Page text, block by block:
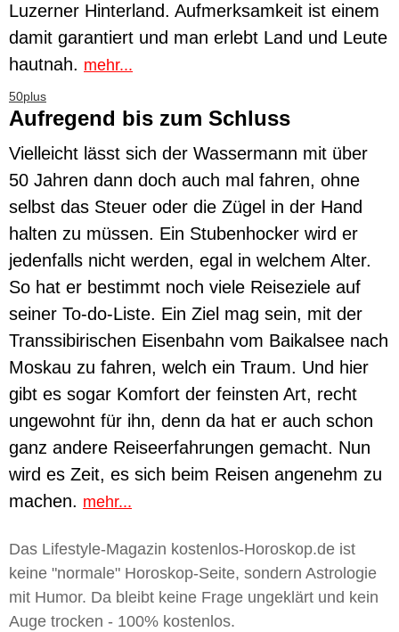
Luzerner Hinterland. Aufmerksamkeit ist einem
damit garantiert und man erlebt Land und Leute
hautnah. mehr...
50plus
Aufregend bis zum Schluss
Vielleicht lässt sich der Wassermann mit über
50 Jahren dann doch auch mal fahren, ohne
selbst das Steuer oder die Zügel in der Hand
halten zu müssen. Ein Stubenhocker wird er
jedenfalls nicht werden, egal in welchem Alter.
So hat er bestimmt noch viele Reiseziele auf
seiner To-do-Liste. Ein Ziel mag sein, mit der
Transsibirischen Eisenbahn vom Baikalsee nach
Moskau zu fahren, welch ein Traum. Und hier
gibt es sogar Komfort der feinsten Art, recht
ungewohnt für ihn, denn da hat er auch schon
ganz andere Reiseerfahrungen gemacht. Nun
wird es Zeit, es sich beim Reisen angenehm zu
machen. mehr...
Das Lifestyle-Magazin kostenlos-Horoskop.de ist
keine "normale" Horoskop-Seite, sondern Astrologie
mit Humor. Da bleibt keine Frage ungeklärt und kein
Auge trocken - 100% kostenlos.